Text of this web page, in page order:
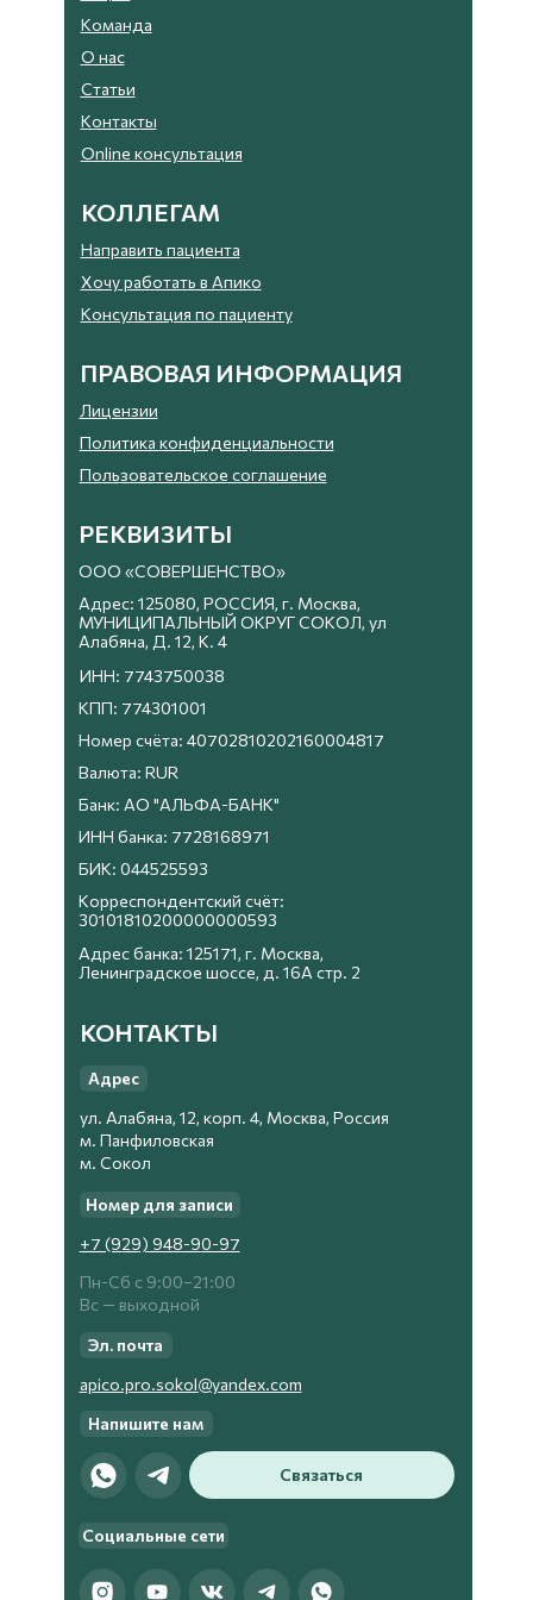
Консультация по пациенту
Хочу работать в Апико
Направить пациента
КОЛЛЕГАМ
ИНН: 7743750038
Адрес: 125080, РОССИЯ, г. Москва,
МУНИЦИПАЛЬНЫЙ ОКРУГ СОКОЛ, ул
Алабяна, Д. 12, К. 4
ООО «СОВЕРШЕНСТВО»
Валюта: RUR
Номер счёта: 40702810202160004817
КПП: 774301001
Банк: АО "АЛЬФА-БАНК"
Корреспондентский счёт:
30101810200000000593
Адрес банка: 125171, г. Москва,
Ленинградское шоссе, д. 16А стр. 2
БИК: 044525593
ИНН банка: 7728168971
РЕКВИЗИТЫ
ПРАВОВАЯ ИНФОРМАЦИЯ
КОНТАКТЫ
Лицензии
Политика конфиденциальности
Пользовательское соглашение
ул. Алабяна, 12, корп. 4, Москва, Россия
м. Панфиловская
м. Сокол
Команда
+7 (929) 948-90-97
Пн-Сб с 9:00−21:00
Вс — выходной
О нас
Статьи
Контакты
Online консультация
Адрес
Номер для записи
Социальные сети
Эл. почта
apico.pro.sokol@yandex.com
Напишите нам
Связаться